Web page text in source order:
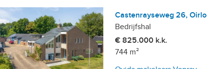
Castenrayseweg 26, Oirlo
Bedrijfshal
€ 825.000 k.k.
744 m²